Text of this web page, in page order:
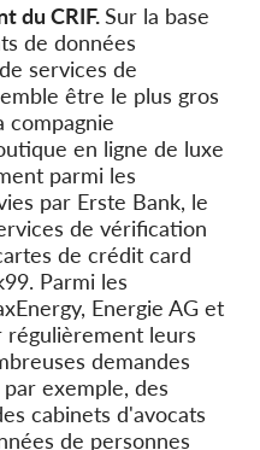
du CRIF.Sur la base
de données
services de
être le plus gros
compagnie
en ligne de luxe
parmi les
par Erste Bank, le
de vérification
de crédit card
Parmi les
Energie AG et
régulièrement leurs
demandes
exemple, des
cabinets d'avocats
de personnes